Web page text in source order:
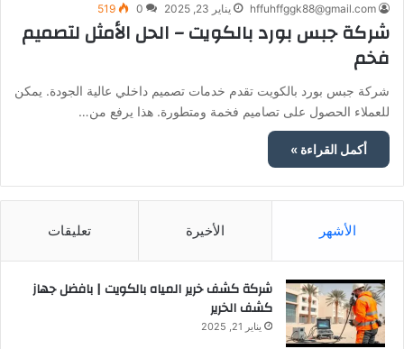
hffuhffggk88@gmail.com يناير 23, 2025 0
519
شركة جبس بورد بالكويت – الحل الأمثل لتصميم
فخم
شركة جبس بورد بالكويت تقدم خدمات تصميم داخلي عالية الجودة. يمكن
للعملاء الحصول على تصاميم فخمة ومتطورة. هذا يرفع من…
أكمل القراءة »
الأشهر الأخيرة تعليقات
شركة كشف خرير المياه بالكويت | بافضل جهاز
كشف الخرير
يناير 21, 2025